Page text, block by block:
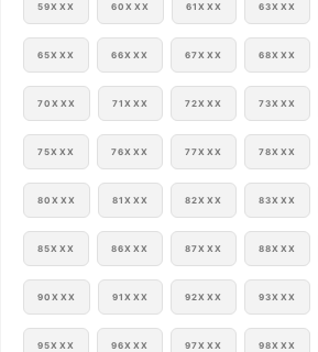
59XXX 60XXX 61XXX 63XXX
65XXX 66XXX 67XXX 68XXX
70XXX 71XXX 72XXX 73XXX
75XXX 76XXX 77XXX 78XXX
80XXX 81XXX 82XXX 83XXX
85XXX 86XXX 87XXX 88XXX
90XXX 91XXX 92XXX 93XXX
95XXX 96XXX 97XXX 98XXX